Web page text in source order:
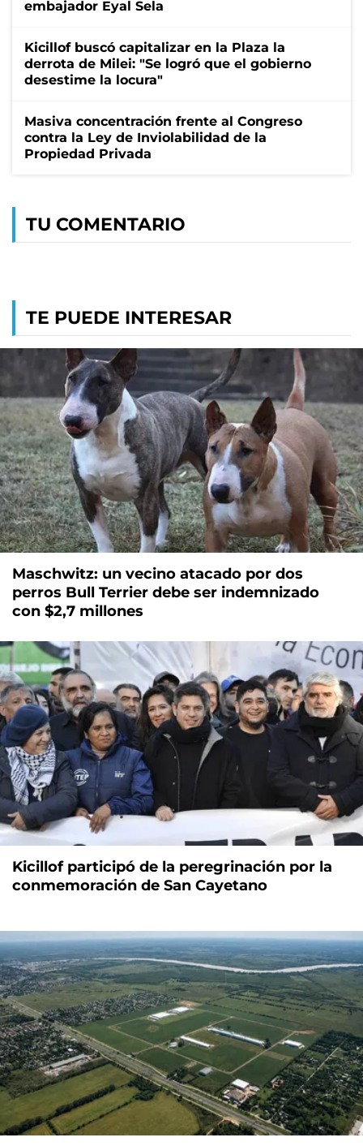
embajador Eyal Sela
Kicillof buscó capitalizar en la Plaza la
derrota de Milei: "Se logró que el gobierno
desestime la locura"
Masiva concentración frente al Congreso
contra la Ley de Inviolabilidad de la
Propiedad Privada
TU COMENTARIO
TE PUEDE INTERESAR
Maschwitz: un vecino atacado por dos
perros Bull Terrier debe ser indemnizado
con $2,7 millones
Kicillof participó de la peregrinación por la
conmemoración de San Cayetano